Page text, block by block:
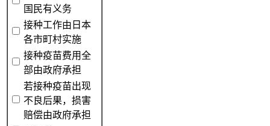
国民有义务
接种工作由日本
各市町村实施
接种疫苗费用全
部由政府承担
若接种疫苗出现
不良后果，损害
赔偿由政府承担